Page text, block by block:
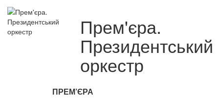
Прем'єра.
Президентський
оркестр
ПРЕМ’ЄРА